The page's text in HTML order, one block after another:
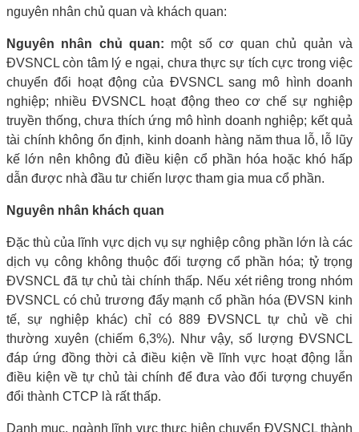
nguyên nhân chủ quan và khách quan:
Nguyên nhân chủ quan: một số cơ quan chủ quản và
ĐVSNCL còn tâm lý e ngại, chưa thực sự tích cực trong việc
chuyển đổi hoạt động của ĐVSNCL sang mô hình doanh
nghiệp; nhiều ĐVSNCL hoạt động theo cơ chế sự nghiệp
truyền thống, chưa thích ứng mô hình doanh nghiệp; kết quả
tài chính không ổn định, kinh doanh hàng năm thua lỗ, lỗ lũy
kế lớn nên không đủ điều kiện cổ phần hóa hoặc khó hấp
dẫn được nhà đầu tư chiến lược tham gia mua cổ phần.
Nguyên nhân khách quan
Đặc thù của lĩnh vực dịch vụ sự nghiệp công phần lớn là các
dịch vụ công không thuộc đối tượng cổ phần hóa; tỷ trọng
ĐVSNCL đã tự chủ tài chính thấp. Nếu xét riêng trong nhóm
ĐVSNCL có chủ trương đẩy mạnh cổ phần hóa (ĐVSN kinh
tế, sự nghiệp khác) chỉ có 889 ĐVSNCL tự chủ về chi
thường xuyên (chiếm 6,3%). Như vậy, số lượng ĐVSNCL
đáp ứng đồng thời cả điều kiện về lĩnh vực hoạt động lẫn
điều kiện về tự chủ tài chính để đưa vào đối tượng chuyển
đổi thành CTCP là rất thấp.
Danh mục, ngành lĩnh vực thực hiện chuyển ĐVSNCL thành